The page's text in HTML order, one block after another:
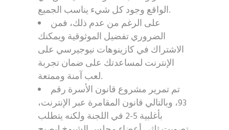
الواقع وجود كل شيء يناسب الجميع.
على الرغم من عدم ذلك، فمن
الضروري تفضيل الموثوقية ويمكنك
الاشتراك في كازينوهات نيوجيرسي على
الإنترنت لمساعدتك على ضمان تجربة
لعب آمنة وممتعة.
تم تمرير مشروع قانون الأسرة رقم
93، وبالتالي قانون المقامرة عبر الإنترنت،
بأغلبية 5-2 في اللجنة ولكنه يتطلب